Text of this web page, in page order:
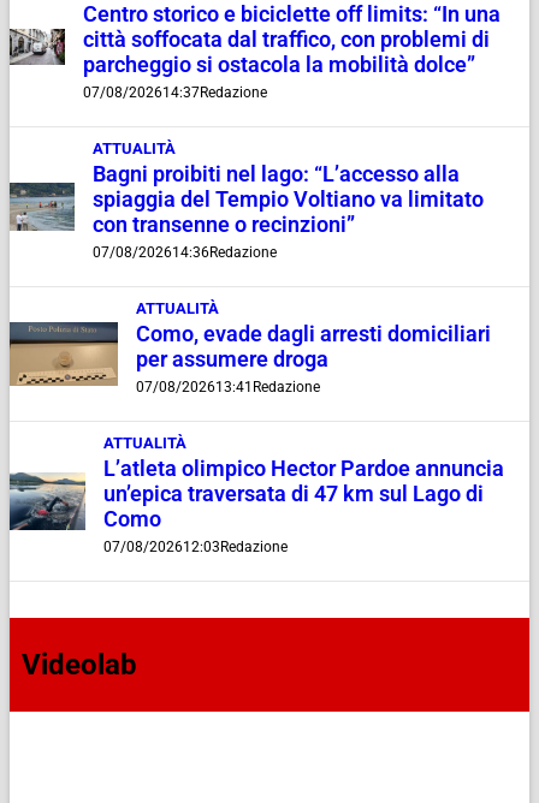
Centro storico e biciclette off limits: “In una
città soffocata dal traffico, con problemi di
parcheggio si ostacola la mobilità dolce”
07/08/202614:37Redazione
ATTUALITÀ
Bagni proibiti nel lago: “L’accesso alla
spiaggia del Tempio Voltiano va limitato
con transenne o recinzioni”
07/08/202614:36Redazione
ATTUALITÀ
Como, evade dagli arresti domiciliari
per assumere droga
07/08/202613:41 Redazione
ATTUALITÀ
L’atleta olimpico Hector Pardoe annuncia
un’epica traversata di 47 km sul Lago di
Como
07/08/202612:03Redazione
Videolab